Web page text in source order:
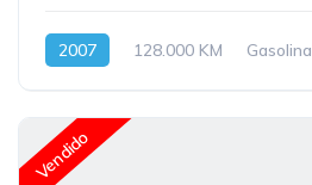
2007 128.000 KM Gasolina
Vendido